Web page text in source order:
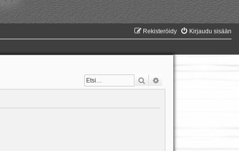
Kirjaudu sisään
Rekisteröidy
Etsi